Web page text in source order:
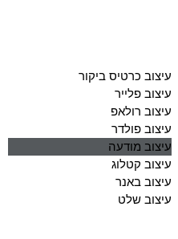
עיצוב כרטיס ביקור
עיצוב פלייר
עיצוב רולאפ
עיצוב פולדר
עיצוב מודעה
עיצוב קטלוג
עיצוב באנר
עיצוב שלט